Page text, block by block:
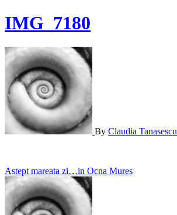
IMG_7180
By Claudia Tanasescu
Post
navigation
Astept mareata zi…in Ocna Mures